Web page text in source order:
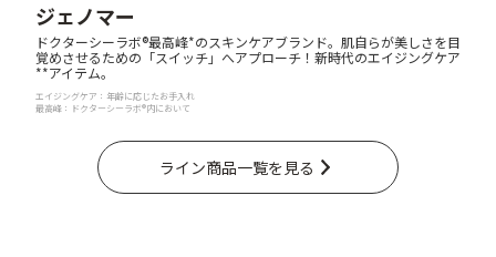
ジェノマー
ドクターシーラボ®最高峰*のスキンケアブランド。肌自らが美しさを目
覚めさせるための「スイッチ」へアプローチ！新時代のエイジングケア
**アイテム。
エイジングケア：年齢に応じたお手入れ
最高峰：ドクターシーラボ®内において
ライン商品一覧を見る